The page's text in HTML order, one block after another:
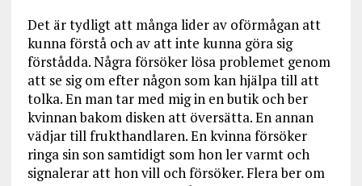
Det är tydligt att många lider av oförmågan att
kunna förstå och av att inte kunna göra sig
förstådda. Några försöker lösa problemet genom
att se sig om efter någon som kan hjälpa till att
tolka. En man tar med mig in en butik och ber
kvinnan bakom disken att översätta. En annan
vädjar till frukthandlaren. En kvinna försöker
ringa sin son samtidigt som hon ler varmt och
signalerar att hon vill och försöker. Flera ber om